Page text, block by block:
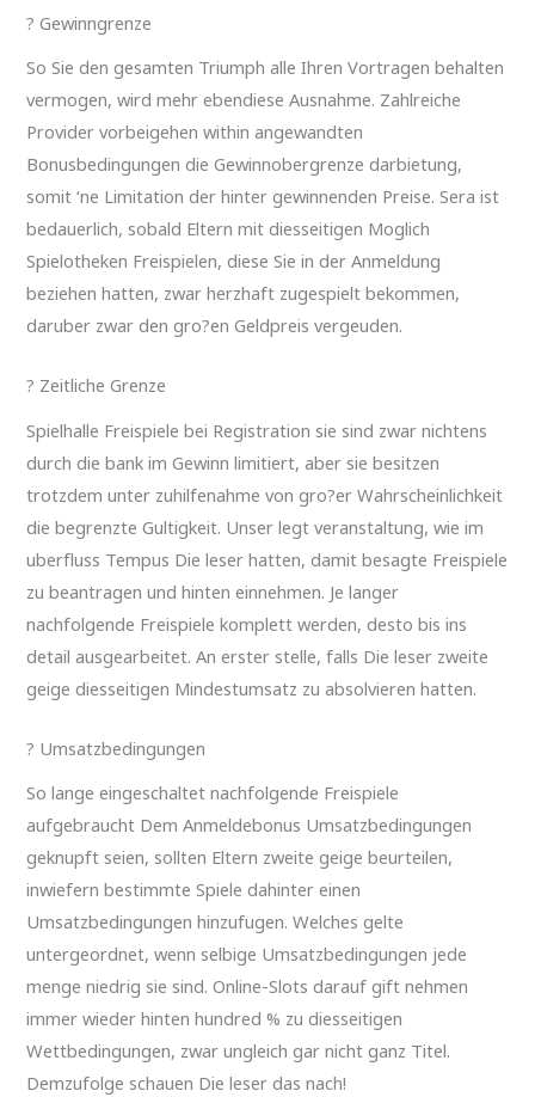
? Gewinngrenze
So Sie den gesamten Triumph alle Ihren Vortragen behalten
vermogen, wird mehr ebendiese Ausnahme. Zahlreiche
Provider vorbeigehen within angewandten
Bonusbedingungen die Gewinnobergrenze darbietung,
somit ‘ne Limitation der hinter gewinnenden Preise. Sera ist
bedauerlich, sobald Eltern mit diesseitigen Moglich
Spielotheken Freispielen, diese Sie in der Anmeldung
beziehen hatten, zwar herzhaft zugespielt bekommen,
daruber zwar den gro?en Geldpreis vergeuden.
? Zeitliche Grenze
Spielhalle Freispiele bei Registration sie sind zwar nichtens
durch die bank im Gewinn limitiert, aber sie besitzen
trotzdem unter zuhilfenahme von gro?er Wahrscheinlichkeit
die begrenzte Gultigkeit. Unser legt veranstaltung, wie im
uberfluss Tempus Die leser hatten, damit besagte Freispiele
zu beantragen und hinten einnehmen. Je langer
nachfolgende Freispiele komplett werden, desto bis ins
detail ausgearbeitet. An erster stelle, falls Die leser zweite
geige diesseitigen Mindestumsatz zu absolvieren hatten.
? Umsatzbedingungen
So lange eingeschaltet nachfolgende Freispiele
aufgebraucht Dem Anmeldebonus Umsatzbedingungen
geknupft seien, sollten Eltern zweite geige beurteilen,
inwiefern bestimmte Spiele dahinter einen
Umsatzbedingungen hinzufugen. Welches gelte
untergeordnet, wenn selbige Umsatzbedingungen jede
menge niedrig sie sind. Online-Slots darauf gift nehmen
immer wieder hinten hundred % zu diesseitigen
Wettbedingungen, zwar ungleich gar nicht ganz Titel.
Demzufolge schauen Die leser das nach!